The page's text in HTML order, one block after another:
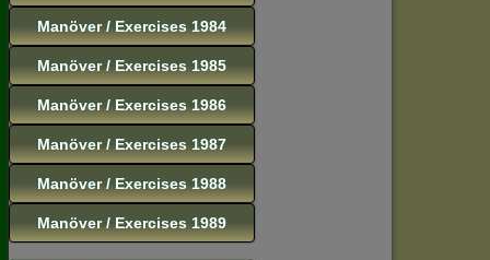
Manöver / Exercises 1984
Manöver / Exercises 1985
Manöver / Exercises 1986
Manöver / Exercises 1987
Manöver / Exercises 1988
Manöver / Exercises 1989